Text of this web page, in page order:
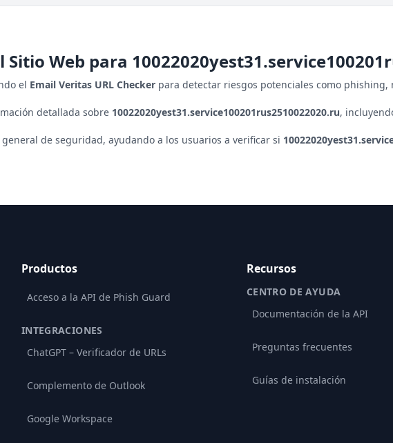
Web para
el Email Veritas URL Checker para detectar riesgos potenciales como
detallada sobre 10022020yest31.service100201rus2510022020.ru,
de seguridad, ayudando a los usuarios a verificar si
Productos
Acceso a la API de Phish Guard
INTEGRACIONES
ChatGPT – Verificador de URLs
Complemento de Outlook
Google Workspace
Recursos
CENTRO DE AYUDA
Documentación de la API
Preguntas frecuentes
Guías de instalación